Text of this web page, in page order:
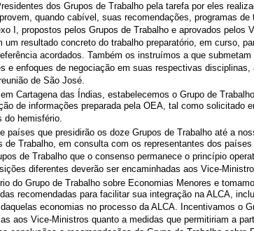
dos Grupos de Trabalho pela tarefa por eles
quando cabível, suas recomendações, programas
I, propostos pelos Grupos de Trabalho e aprovados
um resultado concreto do trabalho preparatório, em curso,
acordados. Também os instruímos a que
e enfoques de negociação em suas respectivas
de São José.
Cartagena das Índias, estabelecemos o Grupo de
de informações preparada pela OEA, tal como
do hemisfério.
países que presidirão os doze Grupos de Trabalho até a
de Trabalho, em consulta com os representantes dos
de Trabalho que o consenso permanece o princípio
diferentes deverão ser encaminhadas aos Vice-
do Grupo de Trabalho sobre Economias Menores e
recomendadas para facilitar sua integração na ALCA,
economias no processo da ALCA. Incentivamos o
aos Vice-Ministros quanto a medidas que permitiriam a